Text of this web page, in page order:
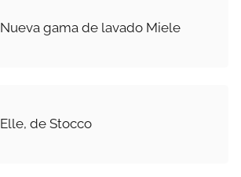
Nueva gama de lavado Miele
Elle, de Stocco